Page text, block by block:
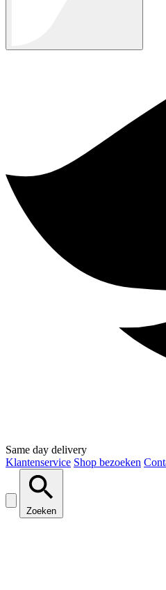
Same day delivery
Klantenservice Shop bezoeken
Zoeken